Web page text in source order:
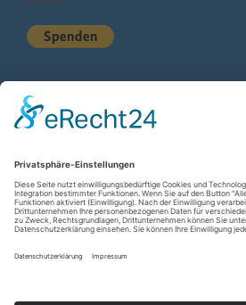
KURZSTATISTIK
Total Views:614.288
Besucher gesamt:224.594
Gesamt Beiträge: